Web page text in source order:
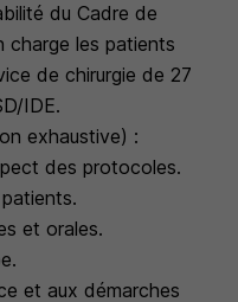
du Cadre de
charge les patients
de chirurgie de 27
IDE.
exhaustive) :
des protocoles.
et orales.
et aux démarches